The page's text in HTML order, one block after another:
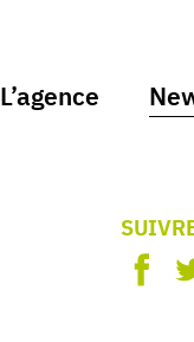
L’agence